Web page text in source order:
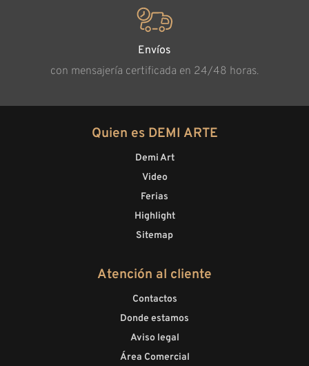
Envíos
con mensajería certificada en 24/48 horas.
Quien es DEMI ARTE
Demi Art
Video
Ferias
Highlight
Sitemap
Atención al cliente
Contactos
Donde estamos
Aviso legal
Área Comercial